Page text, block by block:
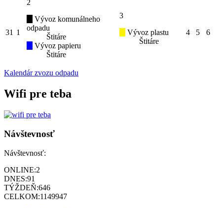
31 1
2
Vývoz komunálneho
odpadu
Štitáre
Vývoz papieru
Štitáre
3
Vývoz plastu
Štitáre
4 5 6
Kalendár zvozu odpadu
Wifi pre teba
Návštevnosť
Návštevnosť:
ONLINE:2
DNES:91
TÝŽDEŇ:646
CELKOM:1149947